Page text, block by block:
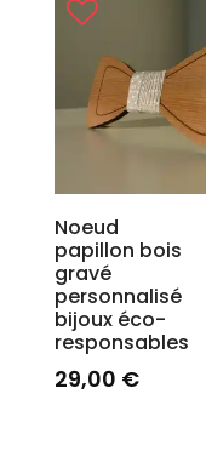
Noeud
papillon bois
gravé
personnalisé
bijoux éco-
responsables
29,00 €